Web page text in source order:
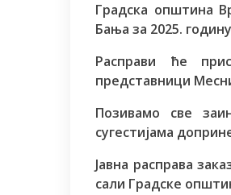
Градска општина
Бања за 2025.
Расправи ће
представници
Позивамо све
сугестијама
Јавна расправа
сали Градске